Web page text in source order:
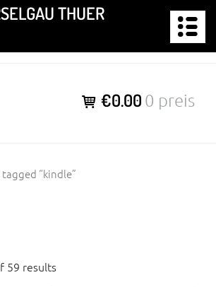
THUER
€0.00 0 preis
“kindle”
59 results